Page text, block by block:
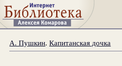
А. Пушкин.Капитанская дочка